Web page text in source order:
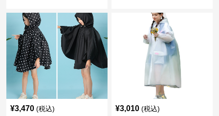
¥3,470 (税込) ¥3,010 (税込)